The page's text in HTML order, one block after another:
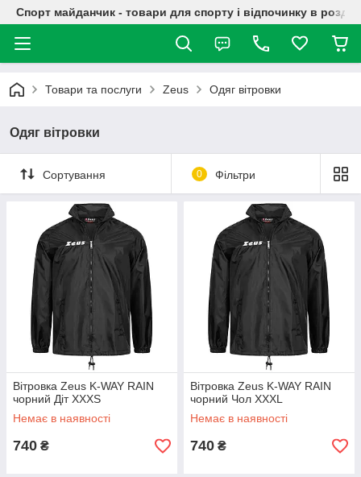
Спорт майданчик - товари для спорту і відпочинку в
Товари та послуги Zeus Одяг вітровки
Одяг вітровки
Сортування 0 Фільтри
Вітровка Zeus K-WAY RAIN
чорний Діт XXXS
Немає в наявності
740 ₴
Вітровка Zeus K-WAY RAIN
чорний Чол XXXL
Немає в наявності
740 ₴